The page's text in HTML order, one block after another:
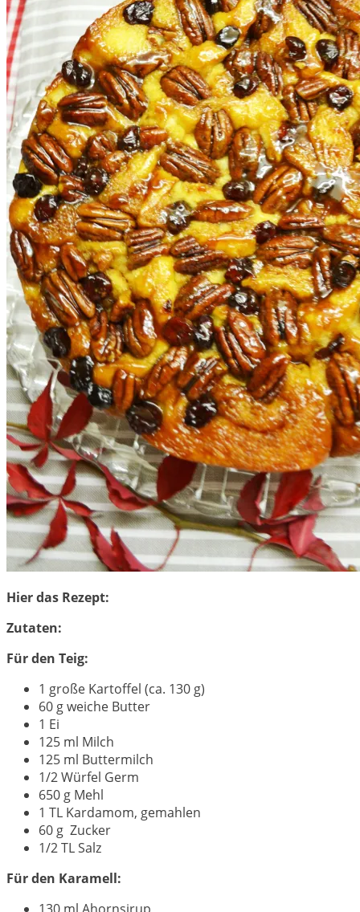
Hier das Rezept:
Zutaten:
Für den Teig:
1 große Kartoffel (ca. 130 g)
60 g weiche Butter
1 Ei
125 ml Milch
125 ml Buttermilch
1/2 Würfel Germ
650 g Mehl
1 TL Kardamom, gemahlen
60 g Zucker
1/2 TL Salz
Für den Karamell: